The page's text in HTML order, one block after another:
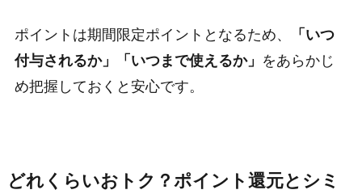
ポイントは期間限定ポイントとなるため、
「いつ
付与されるか」「いつまで使えるか」 をあらかじ
め把握しておくと安心です。
どれくらいおトク？ポイント還元とシミ